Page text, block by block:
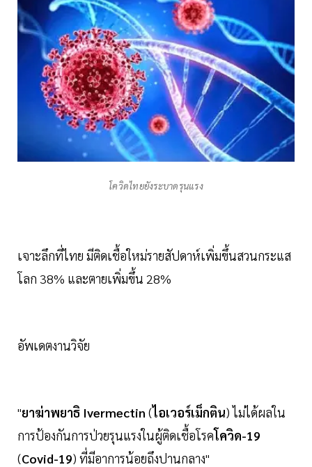
โควิดไทยยังระบาดรุนแรง
เจาะลึกที่ไทย มีติดเชื้อใหม่รายสัปดาห์เพิ่มขึ้นสวนกระแส
โลก 38% และตายเพิ่มขึ้น 28%
อัพเดตงานวิจัย
"ยาฆ่าพยาธิ Ivermectin (ไอเวอร์เม็กติน) ไม่ได้ผลใน
การป้องกันการป่วยรุนแรงในผู้ติดเชื้อโรคโควิด-19
(Covid-19) ที่มีอาการน้อยถึงปานกลาง"